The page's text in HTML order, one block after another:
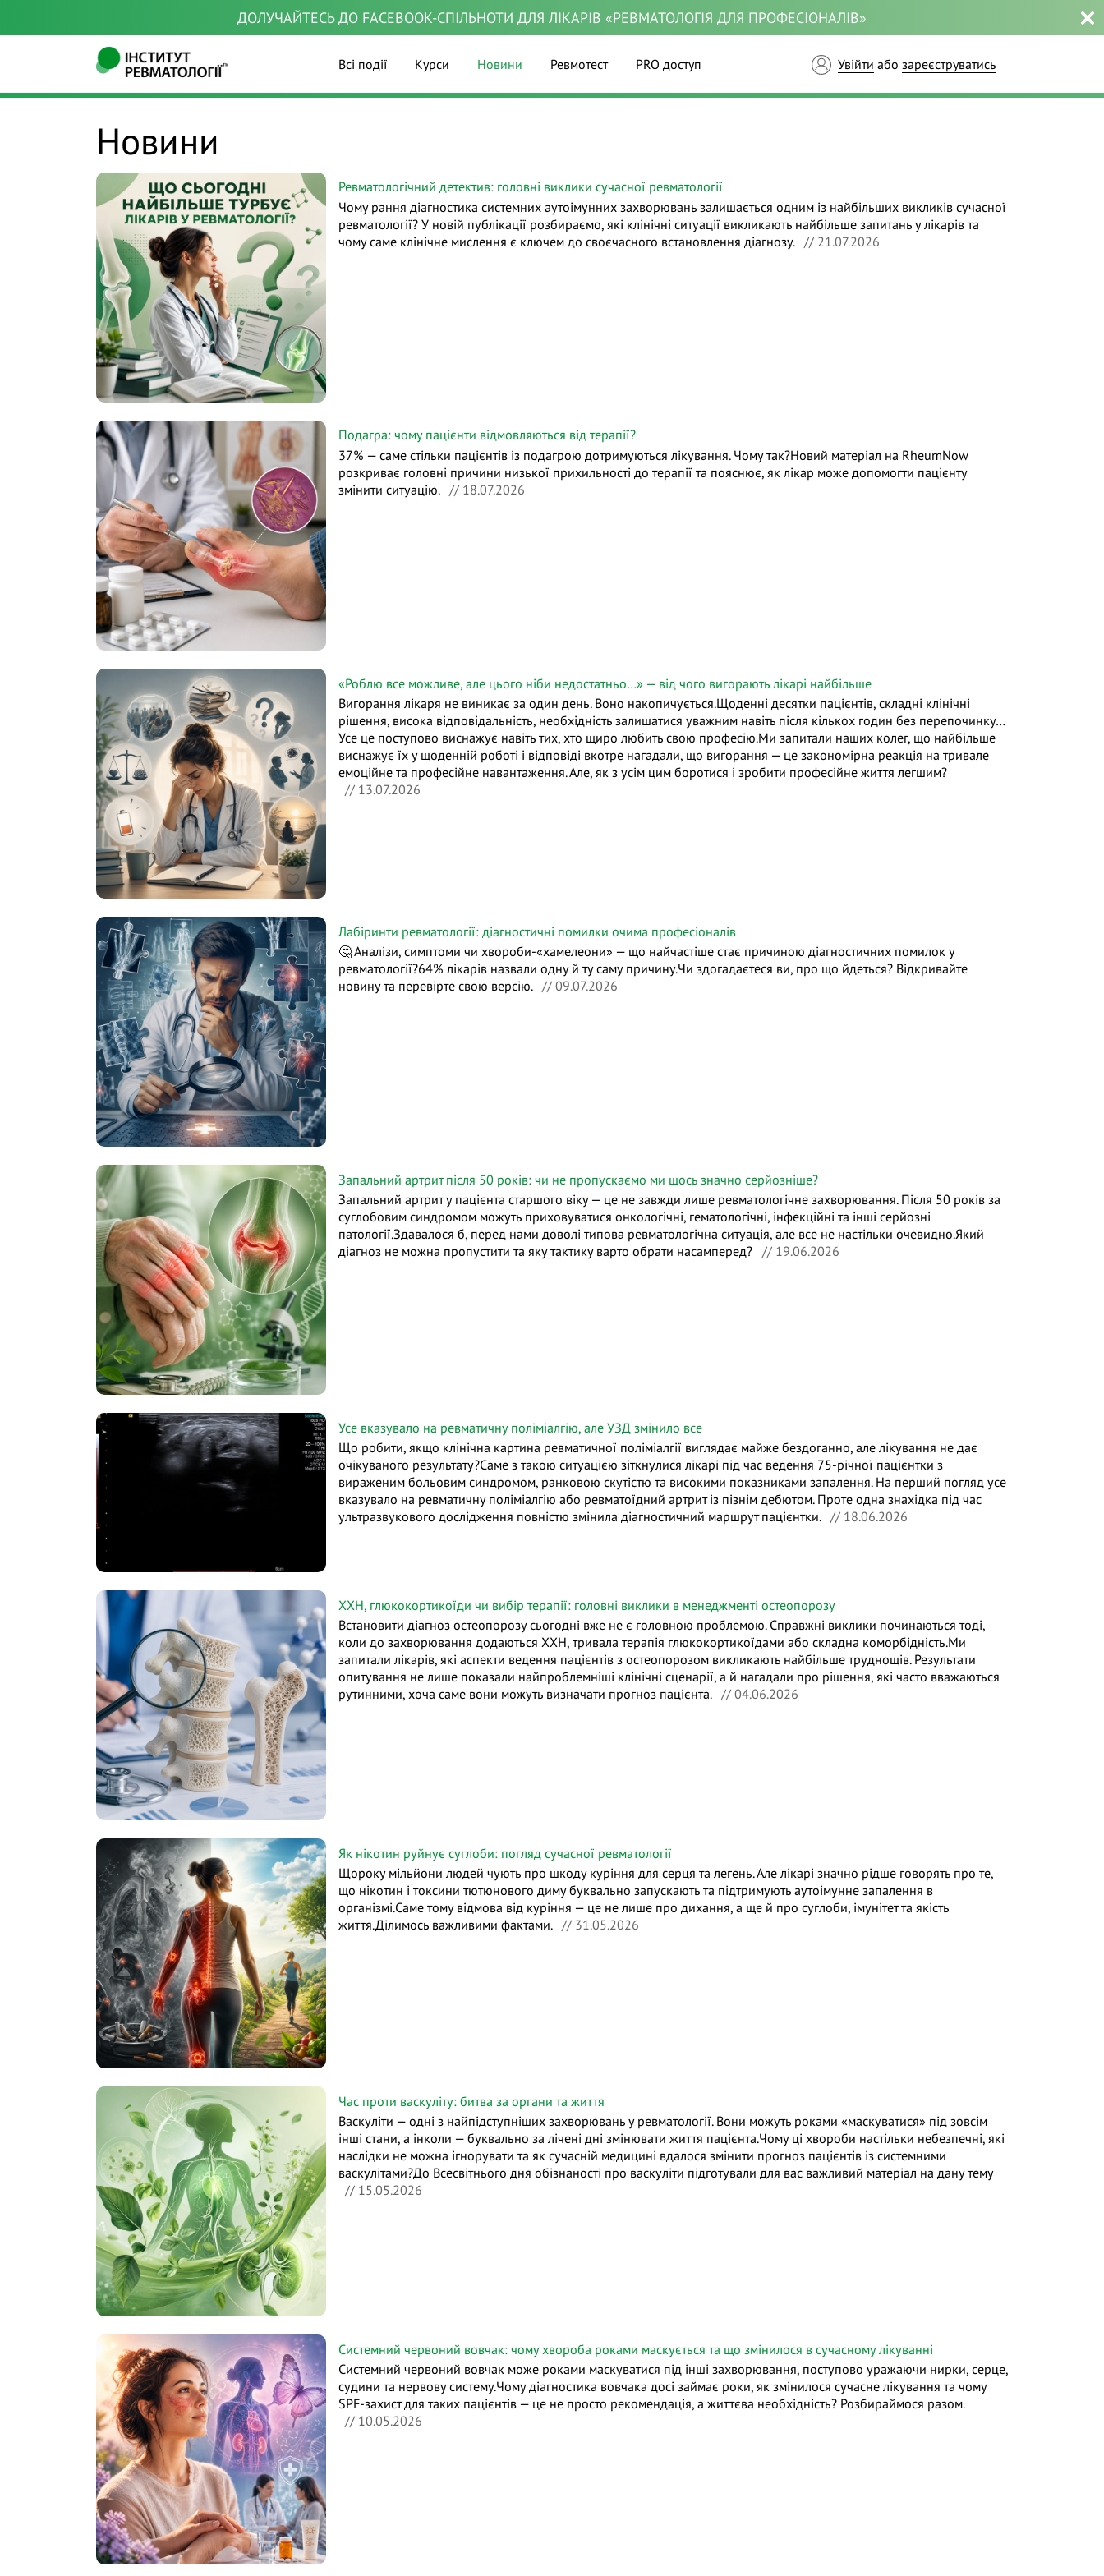
ДОЛУЧАЙТЕСЬ ДО FACEBOOK-СПІЛЬНОТИ ДЛЯ ЛІКАРІВ «РЕВМАТОЛОГІЯ ДЛЯ ПРОФЕСІОНАЛІВ»
Всі події Курси Новини Ревмотест PRO доступ Увійти або зареєструватись
Новини
Ревматологічний детектив: головні виклики сучасної ревматології
Чому рання діагностика системних аутоімунних захворювань залишається одним із найбільших викликів сучасної
ревматології? У новій публікації розбираємо, які клінічні ситуації викликають найбільше запитань у лікарів та
чому саме клінічне мислення є ключем до своєчасного встановлення діагнозу. // 21.07.2026
Подагра: чому пацієнти відмовляються від терапії?
37% — саме стільки пацієнтів із подагрою дотримуються лікування. Чому так?Новий матеріал на RheumNow
розкриває головні причини низької прихильності до терапії та пояснює, як лікар може допомогти пацієнту
змінити ситуацію. // 18.07.2026
«Роблю все можливе, але цього ніби недостатньо…» — від чого вигорають лікарі найбільше
Вигорання лікаря не виникає за один день. Воно накопичується.Щоденні десятки пацієнтів, складні клінічні
рішення, висока відповідальність, необхідність залишатися уважним навіть після кількох годин без перепочинку…
Усе це поступово виснажує навіть тих, хто щиро любить свою професію.Ми запитали наших колег, що найбільше
виснажує їх у щоденній роботі і відповіді вкотре нагадали, що вигорання — це закономірна реакція на тривале
емоційне та професійне навантаження. Але, як з усім цим боротися і зробити професійне життя легшим?
// 13.07.2026
Лабіринти ревматології: діагностичні помилки очима професіоналів
🤔 Аналізи, симптоми чи хвороби-«хамелеони» — що найчастіше стає причиною діагностичних помилок у
ревматології?64% лікарів назвали одну й ту саму причину.Чи здогадаєтеся ви, про що йдеться? Відкривайте
новину та перевірте свою версію. // 09.07.2026
Запальний артрит після 50 років: чи не пропускаємо ми щось значно серйозніше?
Запальний артрит у пацієнта старшого віку — це не завжди лише ревматологічне захворювання. Після 50 років за
суглобовим синдромом можуть приховуватися онкологічні, гематологічні, інфекційні та інші серйозні
патології.Здавалося б, перед нами доволі типова ревматологічна ситуація, але все не настільки очевидно.Який
діагноз не можна пропустити та яку тактику варто обрати насамперед? // 19.06.2026
Усе вказувало на ревматичну поліміалгію, але УЗД змінило все
Що робити, якщо клінічна картина ревматичної поліміалгії виглядає майже бездоганно, але лікування не дає
очікуваного результату?Саме з такою ситуацією зіткнулися лікарі під час ведення 75-річної пацієнтки з
вираженим больовим синдромом, ранковою скутістю та високими показниками запалення. На перший погляд усе
вказувало на ревматичну поліміалгію або ревматоїдний артрит із пізнім дебютом. Проте одна знахідка під час
ультразвукового дослідження повністю змінила діагностичний маршрут пацієнтки. // 18.06.2026
ХХН, глюкокортикоїди чи вибір терапії: головні виклики в менеджменті остеопорозу
Встановити діагноз остеопорозу сьогодні вже не є головною проблемою. Справжні виклики починаються тоді,
коли до захворювання додаються ХХН, тривала терапія глюкокортикоїдами або складна коморбідність.Ми
запитали лікарів, які аспекти ведення пацієнтів з остеопорозом викликають найбільше труднощів. Результати
опитування не лише показали найпроблемніші клінічні сценарії, а й нагадали про рішення, які часто вважаються
рутинними, хоча саме вони можуть визначати прогноз пацієнта. // 04.06.2026
Як нікотин руйнує суглоби: погляд сучасної ревматології
Щороку мільйони людей чують про шкоду куріння для серця та легень. Але лікарі значно рідше говорять про те,
що нікотин і токсини тютюнового диму буквально запускають та підтримують аутоімунне запалення в
організмі.Саме тому відмова від куріння — це не лише про дихання, а ще й про суглоби, імунітет та якість
життя.Ділимось важливими фактами. // 31.05.2026
Час проти васкуліту: битва за органи та життя
Васкуліти — одні з найпідступніших захворювань у ревматології. Вони можуть роками «маскуватися» під зовсім
інші стани, а інколи — буквально за лічені дні змінювати життя пацієнта.Чому ці хвороби настільки небезпечні, які
наслідки не можна ігнорувати та як сучасній медицині вдалося змінити прогноз пацієнтів із системними
васкулітами?До Всесвітнього дня обізнаності про васкуліти підготували для вас важливий матеріал на дану тему
// 15.05.2026
Системний червоний вовчак: чому хвороба роками маскується та що змінилося в сучасному лікуванні
Системний червоний вовчак може роками маскуватися під інші захворювання, поступово уражаючи нирки, серце,
судини та нервову систему.Чому діагностика вовчака досі займає роки, як змінилося сучасне лікування та чому
SPF-захист для таких пацієнтів — це не просто рекомендація, а життєва необхідність? Розбираймося разом.
// 10.05.2026